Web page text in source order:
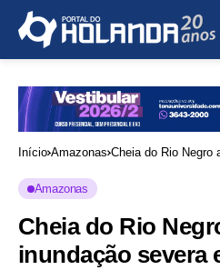
Início Amazonas Cheia do Rio Negro
Amazonas
Cheia do Rio
inundação severa